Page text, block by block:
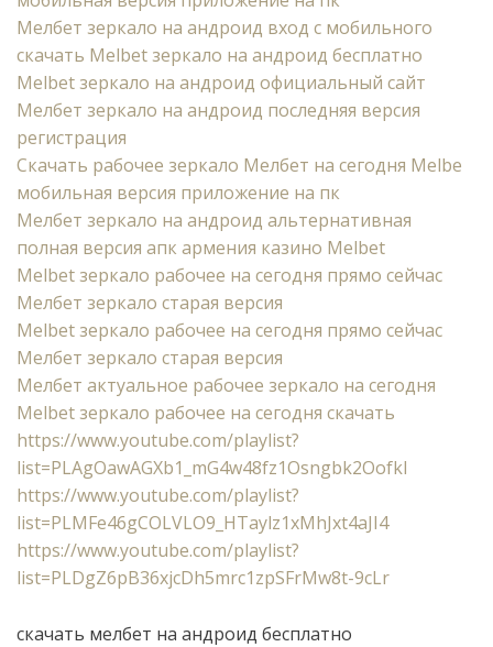
Мелбет зеркало на андроид вход с мобильного
скачать Melbet зеркало на андроид бесплатно
Melbet зеркало на андроид официальный сайт
Мелбет зеркало на андроид последняя версия
регистрация
Скачать рабочее зеркало Мелбет на сегодня Melbe
мобильная версия приложение на пк
Мелбет зеркало на андроид альтернативная
полная версия апк армения казино Melbet
Melbet зеркало рабочее на сегодня прямо сейчас
Мелбет зеркало старая версия
Melbet зеркало рабочее на сегодня прямо сейчас
Мелбет зеркало старая версия
Мелбет актуальное рабочее зеркало на сегодня
Melbet зеркало рабочее на сегодня скачать
https://www.youtube.com/playlist?
list=PLAgOawAGXb1_mG4w48fz1Osngbk2Oofkl
https://www.youtube.com/playlist?
list=PLMFe46gCOLVLO9_HTaylz1xMhJxt4aJI4
https://www.youtube.com/playlist?
list=PLDgZ6pB36xjcDh5mrc1zpSFrMw8t-9cLr
скачать мелбет на андроид бесплатно